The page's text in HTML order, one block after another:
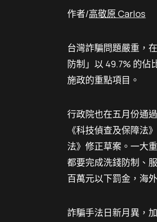
作者/高敬原 Carlos
台灣詐騙問題嚴重，
防制」以 49.7% 的佔
施政的重點項目。
行政院也在五月份通
《科技偵查及保障法
法》修正草案。一大
都要完成洗錢防制、
百萬元以下罰金，海
詐騙手法日新月異，